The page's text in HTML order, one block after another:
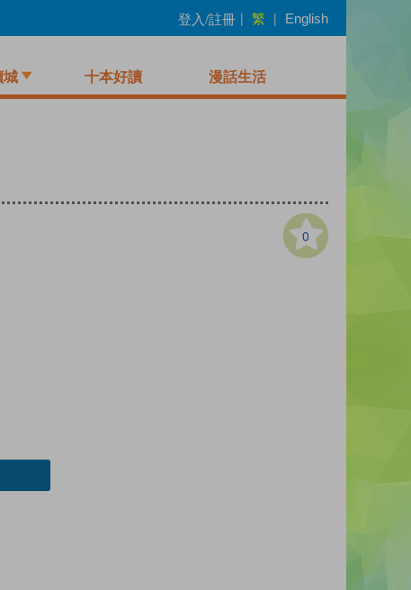
登入/註冊 | 繁 | English
城 十本好讀 漫話生活
0